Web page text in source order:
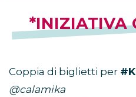
*INIZIATIVA
Coppia di biglietti per
@calamika